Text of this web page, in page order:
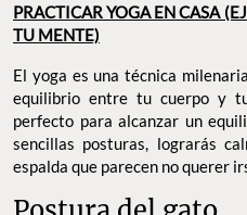
PRACTICAR YOGA EN CASA
TU MENTE)
El yoga es una técnica
equilibrio entre tu cuerpo y
perfecto para alcanzar un
sencillas posturas, lograrás
espalda que parecen no querer